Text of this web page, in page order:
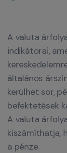
A valuta
indikátorai,
általános
kerülhet sor,
befektetések
A valuta
kiszámíthatja,
a pénze.